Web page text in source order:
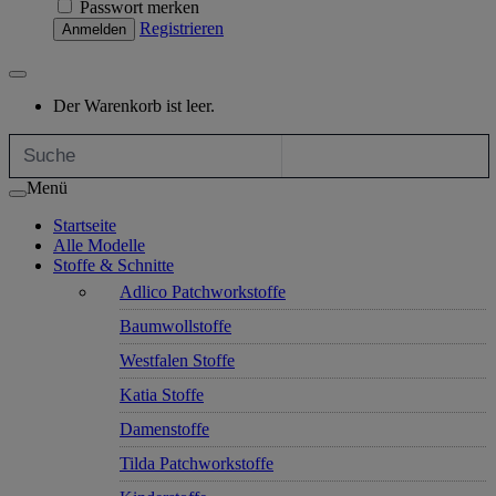
Passwort merken
Anmelden Registrieren
Der Warenkorb ist leer.
Menü
Startseite
Alle Modelle
Stoffe & Schnitte
Adlico Patchworkstoffe
Baumwollstoffe
Westfalen Stoffe
Katia Stoffe
Damenstoffe
Tilda Patchworkstoffe